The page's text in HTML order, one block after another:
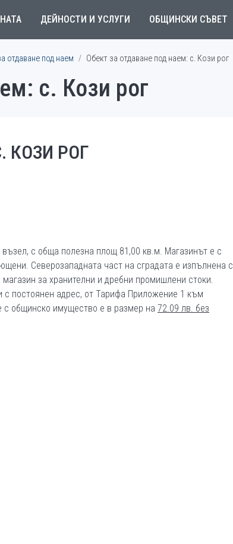
ДЕЙНОСТИ И УСЛУГИ ОБЩИНСКИ СЪВЕТ
отдаване под наем Обект за отдаване под наем: с. Кози рог
с. Кози рог
КОЗИ РОГ
с обща полезна площ 81,00 кв.м. Магазинът е с
Северозападната част на сградата е изпълнена с
за хранителни и дребни промишлени стоки.
постоянен адрес, от Тарифа Приложение 1 към
общинско имущество е в размер на 72.09 лв. без